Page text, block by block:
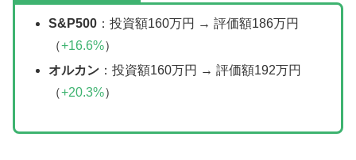
S&P500：投資額160万円 → 評価額186万円
（+16.6%）
オルカン：投資額160万円 → 評価額192万円
（+20.3%）